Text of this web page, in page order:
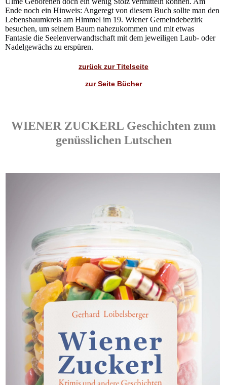
Ende noch ein Hinweis: Angeregt von diesem Buch sollte man den
Lebensbaumkreis am Himmel im 19. Wiener Gemeindebezirk
besuchen, um seinem Baum nahezukommen und mit etwas
Fantasie die Seelenverwandtschaft mit dem jeweiligen Laub- oder
Nadelgewächs zu erspüren.
zurück zur Titelseite
zur Seite Bücher
WIENER ZUCKERL Geschichten zum
genüsslichen Lutschen